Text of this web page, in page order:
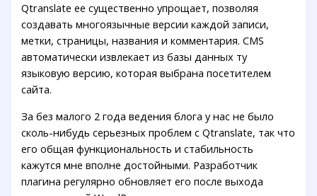
Qtranslate ее существенно упрощает, позволяя
создавать многоязычные версии каждой записи,
метки, страницы, названия и комментария. CMS
автоматически извлекает из базы данных ту
языковую версию, которая выбрана посетителем
сайта.
За без малого 2 года ведения блога у нас не было
сколь-нибудь серьезных проблем с Qtranslate, так что
его общая функциональность и стабильность
кажутся мне вполне достойными. Разработчик
плагина регулярно обновляет его после выхода